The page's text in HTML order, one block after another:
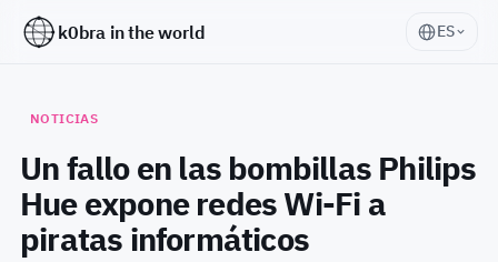
k0bra in the world ES
NOTICIAS
Un fallo en las bombillas Philips
Hue expone redes Wi-Fi a
piratas informáticos